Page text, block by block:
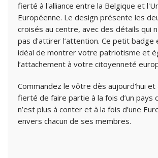
fierté à l'alliance entre la Belgique et
Européenne. Le design présente les
croisés au centre, avec des détails qui
pas d'attirer l’attention. Ce petit badge
idéal de montrer votre patriotisme et
l’attachement à votre citoyenneté
Commandez le vôtre dès aujourd'hui
fierté de faire partie à la fois d’un pays
n’est plus à conter et à la fois d’une
envers chacun de ses membres.